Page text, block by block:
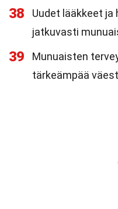
38
Uudet lääkkeet
jatkuvasti
39
Munuaisten
tärkeämpää